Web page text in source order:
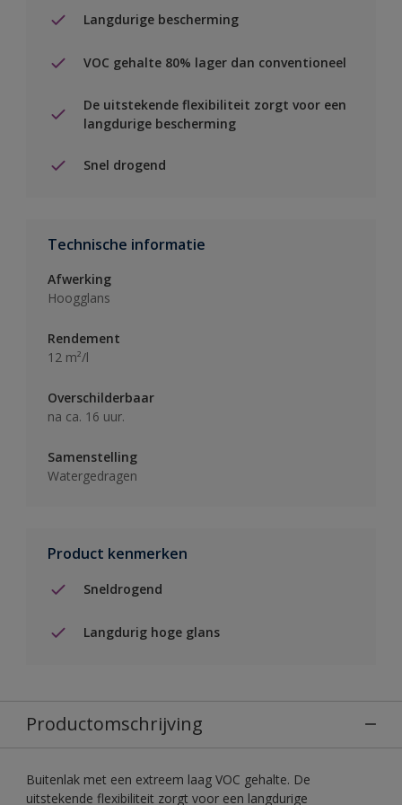
Langdurige bescherming
VOC gehalte 80% lager dan conventioneel
De uitstekende flexibiliteit zorgt voor een
langdurige bescherming
Snel drogend
Technische informatie
Afwerking
Hoogglans
Rendement
12 m²/l
Overschilderbaar
na ca. 16 uur.
Samenstelling
Watergedragen
Product kenmerken
Sneldrogend
Langdurig hoge glans
Productomschrijving
Buitenlak met een extreem laag VOC gehalte. De
uitstekende flexibiliteit zorgt voor een langdurige